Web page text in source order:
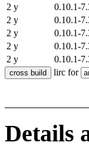
2 y
0.10.1-
2 y
0.10.1-
2 y
0.10.1-
2 y
0.10.1-
2 y
0.10.1-
lirc for
Details